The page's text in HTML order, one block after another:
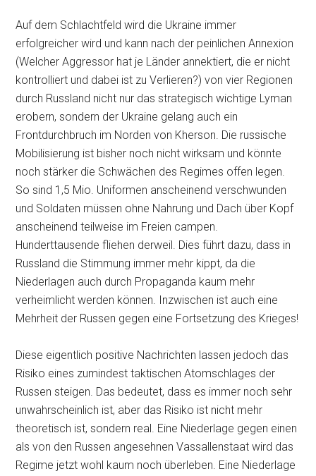
Auf dem Schlachtfeld wird die Ukraine immer
erfolgreicher wird und kann nach der peinlichen Annexion
(Welcher Aggressor hat je Länder annektiert, die er nicht
kontrolliert und dabei ist zu Verlieren?) von vier Regionen
durch Russland nicht nur das strategisch wichtige Lyman
erobern, sondern der Ukraine gelang auch ein
Frontdurchbruch im Norden von Kherson. Die russische
Mobilisierung ist bisher noch nicht wirksam und könnte
noch stärker die Schwächen des Regimes offen legen.
So sind 1,5 Mio. Uniformen anscheinend verschwunden
und Soldaten müssen ohne Nahrung und Dach über Kopf
anscheinend teilweise im Freien campen.
Hunderttausende fliehen derweil. Dies führt dazu, dass in
Russland die Stimmung immer mehr kippt, da die
Niederlagen auch durch Propaganda kaum mehr
verheimlicht werden können. Inzwischen ist auch eine
Mehrheit der Russen gegen eine Fortsetzung des Krieges!
Diese eigentlich positive Nachrichten lassen jedoch das
Risiko eines zumindest taktischen Atomschlages der
Russen steigen. Das bedeutet, dass es immer noch sehr
unwahrscheinlich ist, aber das Risiko ist nicht mehr
theoretisch ist, sondern real. Eine Niederlage gegen einen
als von den Russen angesehnen Vassallenstaat wird das
Regime jetzt wohl kaum noch überleben. Eine Niederlage